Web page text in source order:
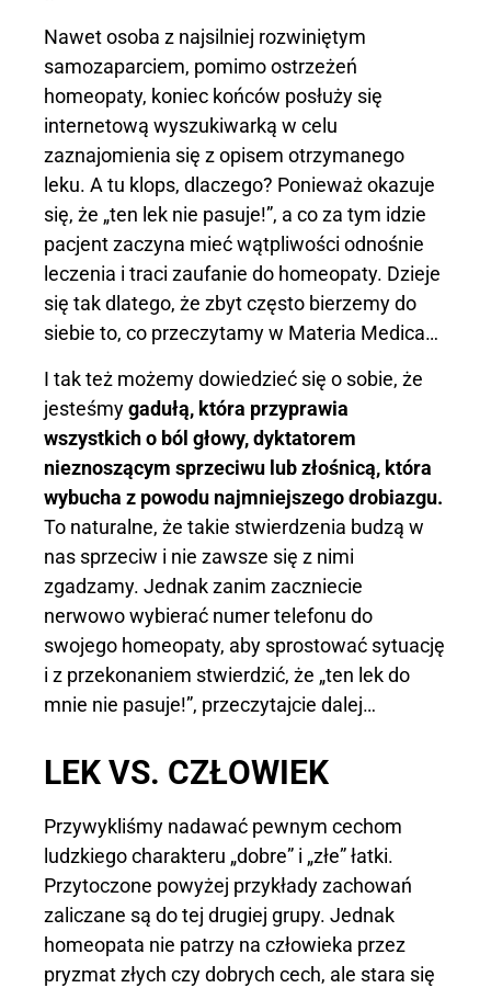
Nawet osoba z najsilniej rozwiniętym
samozaparciem, pomimo ostrzeżeń
homeopaty, koniec końców posłuży się
internetową wyszukiwarką w celu
zaznajomienia się z opisem otrzymanego
leku. A tu klops, dlaczego? Ponieważ okazuje
się, że „ten lek nie pasuje!”, a co za tym idzie
pacjent zaczyna mieć wątpliwości odnośnie
leczenia i traci zaufanie do homeopaty. Dzieje
się tak dlatego, że zbyt często bierzemy do
siebie to, co przeczytamy w Materia Medica…
I tak też możemy dowiedzieć się o sobie, że
jesteśmygadułą, która przyprawia
wszystkich o ból głowy,dyktatorem
nieznoszącym sprzeciwu lub złośnicą, która
wybucha z powodu najmniejszego drobiazgu.
To naturalne, że takie stwierdzenia budzą w
nas sprzeciw i nie zawsze się z nimi
zgadzamy. Jednak zanim zaczniecie
nerwowo wybierać numer telefonu do
swojego homeopaty, aby sprostować sytuację
i z przekonaniem stwierdzić, że „ten lek do
mnie nie pasuje!”, przeczytajcie dalej…
LEK VS. CZŁOWIEK
Przywykliśmy nadawać pewnym cechom
ludzkiego charakteru „dobre” i „złe” łatki.
Przytoczone powyżej przykłady zachowań
zaliczane są do tej drugiej grupy. Jednak
homeopata nie patrzy na człowieka przez
pryzmat złych czy dobrych cech, ale stara się